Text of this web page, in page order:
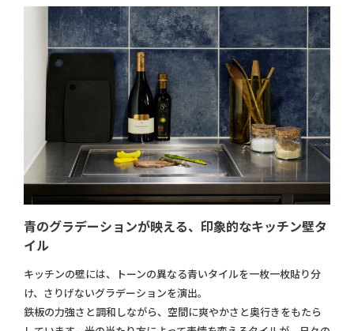
青のグラデーションが映える、印象的なキッチン壁タ
イル
キッチンの壁には、トーンの異なる青いタイルを一枚一枚貼り分
け、さりげないグラデーションを演出。
鉄板の力強さと調和しながら、空間に爽やかさと奥行きをもたら